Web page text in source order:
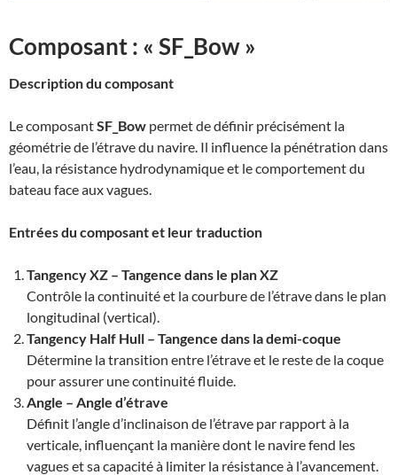
Composant : « SF_Bow »
Description du composant
Le composantSF_Bow permet de définir précisément la
géométrie de l’étrave du navire. Il influence la pénétration dans
l’eau, la résistance hydrodynamique et le comportement du
bateau face aux vagues.
Entrées du composant et leur traduction
Tangency XZ – Tangence dans le plan XZ
Contrôle la continuité et la courbure de l’étrave dans le plan
longitudinal (vertical).
Tangency Half Hull – Tangence dans la demi-coque
Détermine la transition entre l’étrave et le reste de la coque
pour assurer une continuité fluide.
Angle – Angle d’étrave
Définit l’angle d’inclinaison de l’étrave par rapport à la
verticale, influençant la manière dont le navire fend les
vagues et sa capacité à limiter la résistance à l’avancement.